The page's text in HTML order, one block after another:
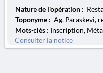
Nature de l'opération :
Toponyme : Ag. Paraskevi,
Mots-clés : Inscription,
Consulter la notice